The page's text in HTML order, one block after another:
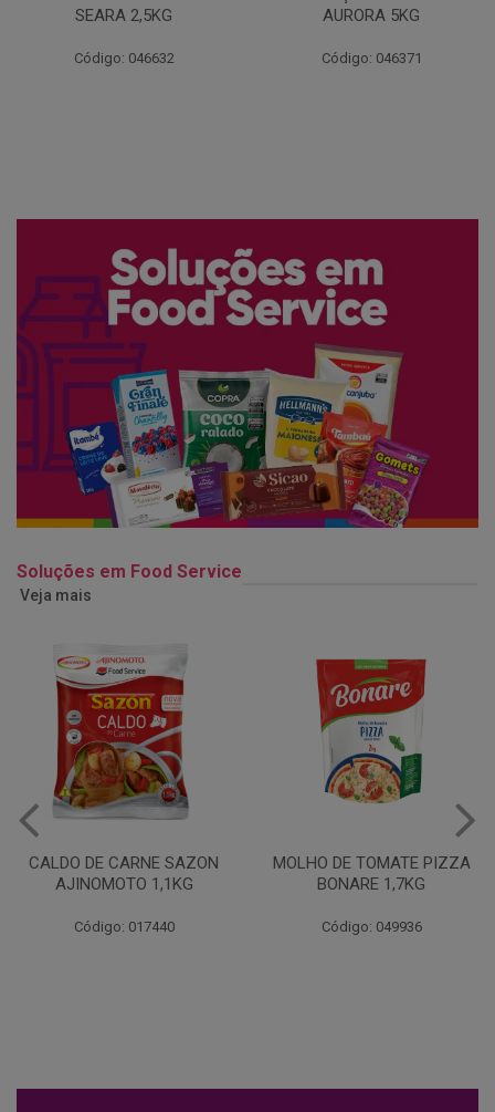
AURORA 5KG
Código: 046371
FATIADO PAKAN 200G
Código: 061522
Soluções em Food Service
Veja mais
MOLHO DE TOMATE PIZZA
BONARE 1,7KG
Código: 049936
MARGARINA USO
PROFISSIONAL 80% CUKIN
Código: 062469